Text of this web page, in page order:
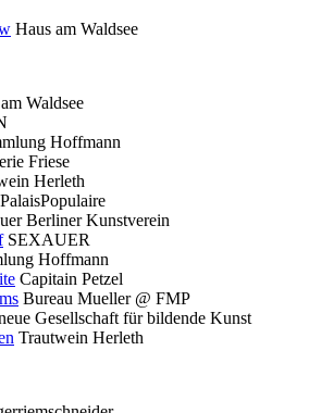
Haus am Waldsee
Waldsee
Hoffmann
Friese
Herleth
PalaisPopulaire
Berliner Kunstverein
SEXAUER
Hoffmann
Capitain Petzel
Bureau Mueller @ FMP
Gesellschaft für bildende Kunst
Trautwein Herleth